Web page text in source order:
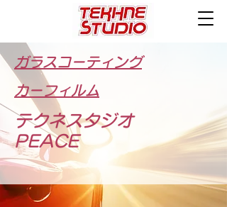
ガラスコーティング
カーフィルム
テクネスタジオ
PEACE